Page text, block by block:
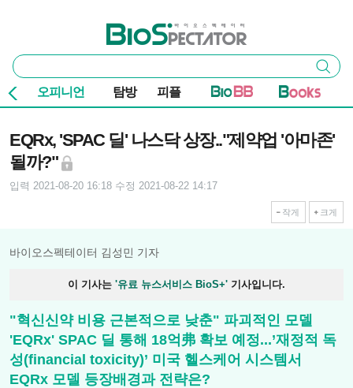
바이오스펙테이터
통
합
검
색
검색
오피니언 탐방 피플
EQRx, 'SPAC 딜' 나스닥 상장.."제약업 '아마존'
될까?"
입력 2021-08-20 16:18 수정 2021-08-22 14:17
작게 크게
바이오스펙테이터 김성민 기자
이 기사는 '유료 뉴스서비스 BioS+' 기사입니다.
"혁신신약 비용 근본적으로 낮춘" 파괴적인 모델
'EQRx' SPAC 딜 통해 18억弗 확보 예정...’재정적 독
성(financial toxicity)’ 미국 헬스케어 시스템서
EQRx 모델 등장배경과 전략은?